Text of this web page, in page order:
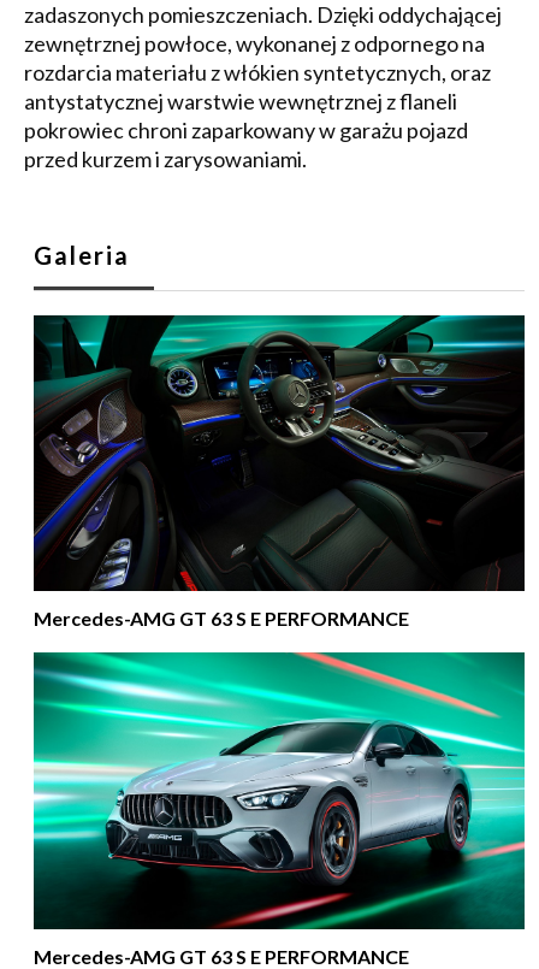
zadaszonych pomieszczeniach. Dzięki oddychającej
zewnętrznej powłoce, wykonanej z odpornego na
rozdarcia materiału z włókien syntetycznych, oraz
antystatycznej warstwie wewnętrznej z flaneli
pokrowiec chroni zaparkowany w garażu pojazd
przed kurzem i zarysowaniami.
Galeria
Mercedes-AMG GT 63 S E PERFORMANCE
Mercedes-AMG GT 63 S E PERFORMANCE